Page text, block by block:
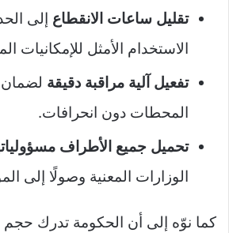
تقليل ساعات الانقطاع إلى
الاستخدام الأمثل للإمكانيات
تفعيل آلية مراقبة دقيقة
المحطات دون انحرافات.
تحميل جميع الأطراف
الوزارات المعنية وصولًا إلى
كما نوّه إلى أن الحكومة تدرك حجم